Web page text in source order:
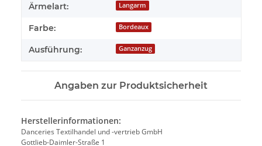
Ärmelart: Langarm
Farbe: Bordeaux
Ausführung: Ganzanzug
Angaben zur Produktsicherheit
Herstellerinformationen:
Danceries Textilhandel und -vertrieb GmbH
Gottlieb-Daimler-Straße 1